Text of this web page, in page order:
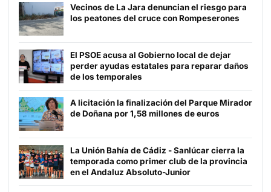
Vecinos de La Jara denuncian el riesgo para
los peatones del cruce con Rompeserones
El PSOE acusa al Gobierno local de dejar
perder ayudas estatales para reparar daños
de los temporales
A licitación la finalización del Parque Mirador
de Doñana por 1,58 millones de euros
La Unión Bahía de Cádiz - Sanlúcar cierra la
temporada como primer club de la provincia
en el Andaluz Absoluto-Junior